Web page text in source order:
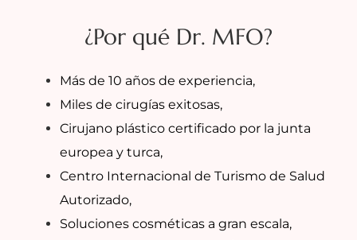
¿Por qué Dr. MFO?
Más de 10 años de experiencia,
Miles de cirugías exitosas,
Cirujano plástico certificado por la junta
europea y turca,
Centro Internacional de Turismo de Salud
Autorizado,
Soluciones cosméticas a gran escala,